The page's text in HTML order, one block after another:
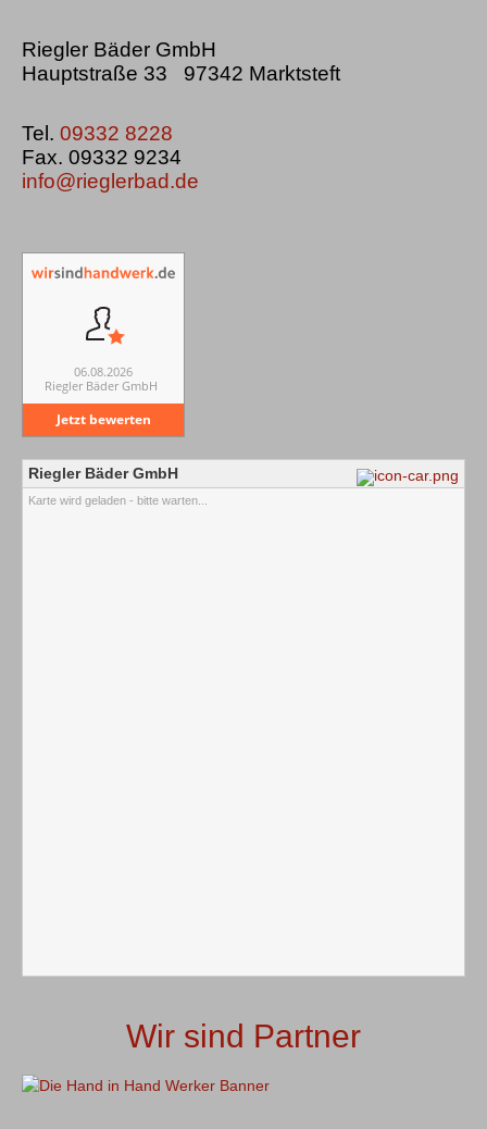
Riegler Bäder GmbH
Hauptstraße 33 97342 Marktsteft
Tel. 09332 8228
Fax. 09332 9234
info@rieglerbad.de
06.08.2026
Riegler Bäder GmbH
Jetzt bewerten
Riegler Bäder GmbH
Karte wird geladen - bitte warten...
Wir sind Partner